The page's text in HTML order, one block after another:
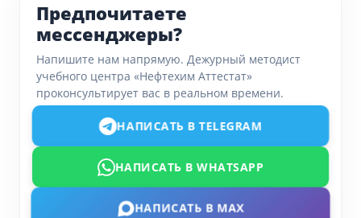
Предпочитаете
мессенджеры?
Напишите нам напрямую. Дежурный методист
учебного центра «Нефтехим Аттестат»
проконсультирует вас в реальном времени.
НАПИСАТЬ В TELEGRAM
НАПИСАТЬ В WHATSAPP
НАПИСАТЬ В MAX